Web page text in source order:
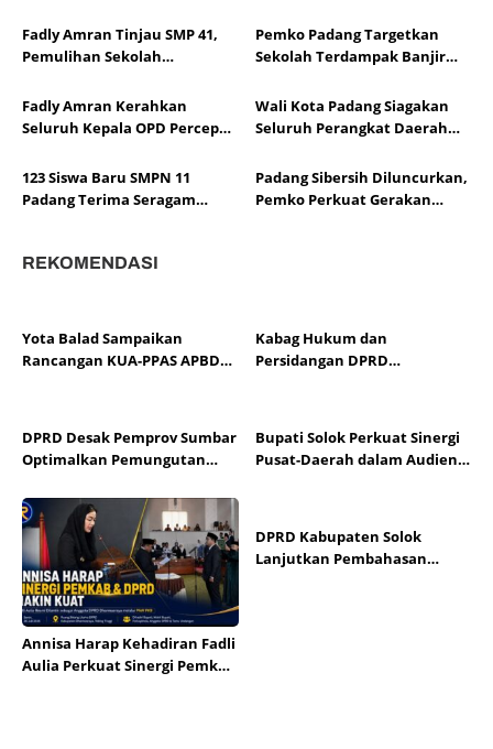
Fadly Amran Tinjau SMP 41,
Pemulihan Sekolah
Pemko Padang Targetkan
Sekolah Terdampak Banjir
Fadly Amran Kerahkan
Seluruh Kepala OPD Percepat
Padang
Wali Kota Padang Siagakan
Seluruh Perangkat Daerah
Kecamatan
123 Siswa Baru SMPN 11
Padang Terima Seragam
Padang Sibersih Diluncurkan,
Pemko Perkuat Gerakan
REKOMENDASI
Yota Balad Sampaikan
Rancangan KUA-PPAS APBD
Kabag Hukum dan
Persidangan DPRD
DPRD Desak Pemprov Sumbar
Optimalkan Pemungutan
Bupati Solok Perkuat Sinergi
Pusat-Daerah dalam Audiensi
Annisa Harap Kehadiran Fadli
Aulia Perkuat Sinergi Pemkab
DPRD Kabupaten Solok
Lanjutkan Pembahasan